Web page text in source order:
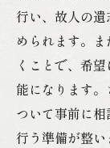
行い、故人の
められます。
くことで、希
能になります
ついて事前に
行う準備が整